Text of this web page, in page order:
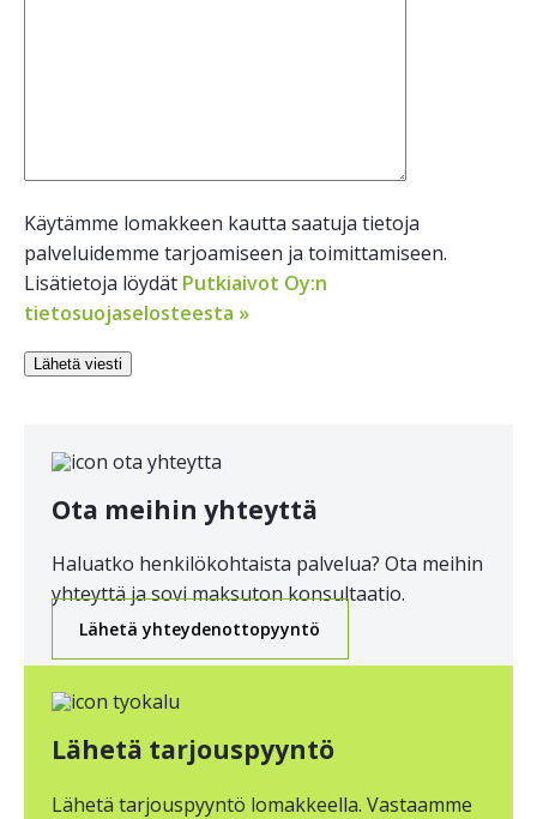
Käytämme lomakkeen kautta saatuja tietoja
palveluidemme tarjoamiseen ja toimittamiseen.
Lisätietoja löydät Putkiaivot Oy:n
tietosuojaselosteesta »
Ota meihin yhteyttä
Haluatko henkilökohtaista palvelua? Ota meihin
yhteyttä ja sovi maksuton konsultaatio.
Lähetä yhteydenottopyyntö
Lähetä tarjouspyyntö
Lähetä tarjouspyyntö lomakkeella. Vastaamme